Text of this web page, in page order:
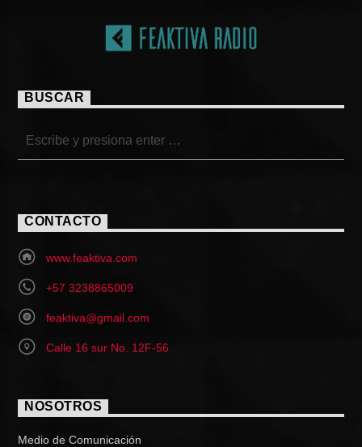
BUSCAR
CONTACTO
www.feaktiva.com
+57 3238865009
feaktiva@gmail.com
Calle 16 sur No. 12F-56
NOSOTROS
Medio de Comunicación